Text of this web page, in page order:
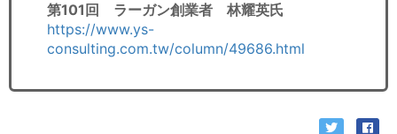
第101回 ラーガン創業者 林耀英氏
https://www.ys-
consulting.com.tw/column/49686.html